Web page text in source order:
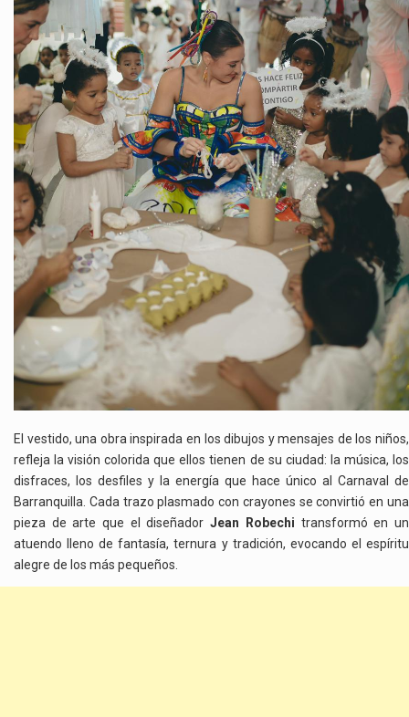
El vestido, una obra inspirada en los dibujos y mensajes de los niños,
refleja la visión colorida que ellos tienen de su ciudad: la música, los
disfraces, los desfiles y la energía que hace único al Carnaval de
Barranquilla. Cada trazo plasmado con crayones se convirtió en una
pieza de arte que el diseñadorJean Robechi transformó en un
atuendo lleno de fantasía, ternura y tradición, evocando el espíritu
alegre de los más pequeños.